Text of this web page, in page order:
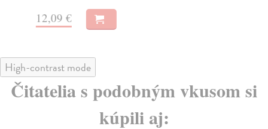
12,09 €
High-contrast mode
Čitatelia s podobným vkusom si
kúpili aj: